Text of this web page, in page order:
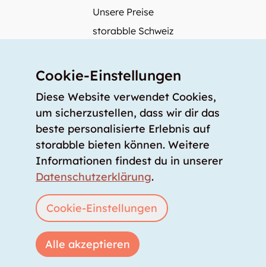
Unsere Preise
storabble Schweiz
Mehr über storabble
Medienbeiträge
Wie gross muss ein Lagerraum sein?
Was kostet ein Lagerraum?
Für Lageranbieter
Anmelden Lagerraum inserieren
Copyright © 2026 storabble|Datenschutzerklärung
Cookie-Einstellungen
Diese Website verwendet Cookies,
um sicherzustellen, dass wir dir das
beste personalisierte Erlebnis auf
storabble bieten können. Weitere
Informationen findest du in unserer
Datenschutzerklärung.
Cookie-Einstellungen
Alle akzeptieren